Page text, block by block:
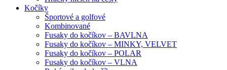
Kočíky
Športové a golfové
Kombinované
Fusaky do kočíkov – BAVLNA
Fusaky do kočíkov – MINKY, VELVET
Fusaky do kočíkov – POLAR
Fusaky do kočíkov – VLNA